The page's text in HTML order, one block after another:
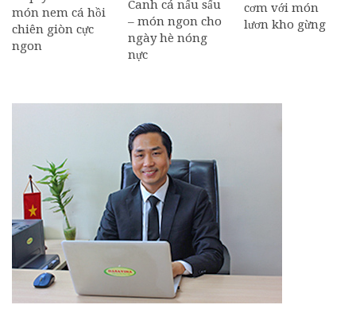
món nem cá hồi
chiên giòn cực
ngon
Canh cá nấu sấu
– món ngon cho
ngày hè nóng
nực
cơm với món
lươn kho gừng